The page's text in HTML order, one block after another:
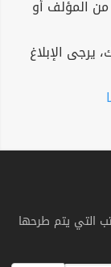
المؤلف أو
يرجى الإبلاغ
التي يتم طرحها